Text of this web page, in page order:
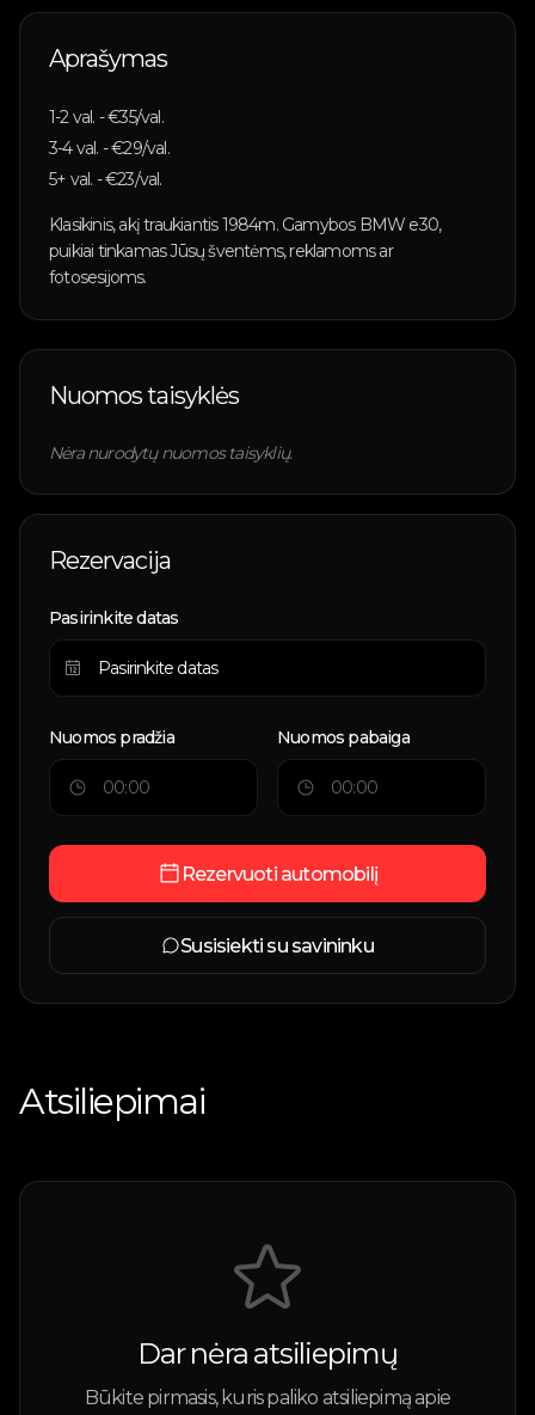
Aprašymas
1-2val. - €35/val.
3-4val. - €29/val.
5+ val. - €23/val.
Klasikinis, akį traukiantis 1984m. Gamybos BMW e30,
puikiai tinkamas Jūsų šventėms, reklamoms ar
fotosesijoms.
Nuomos taisyklės
Nėra nurodytų nuomos taisyklių.
Rezervacija
Pasirinkite datas
Nuomos pradžia Nuomos pabaiga
Rezervuoti automobilį
Susisiekti su savininku
Atsiliepimai
Dar nėra atsiliepimų
Būkite pirmasis, kuris paliko atsiliepimą apie